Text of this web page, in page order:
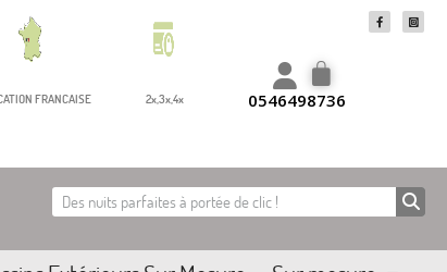
FRANCAISE 2x,3x,4x 0546498736